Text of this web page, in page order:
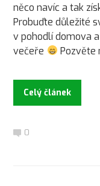
něco navíc a tak
Probuďte důležité
v pohodlí domova
večeře
Pozvěte
Celý článek
0